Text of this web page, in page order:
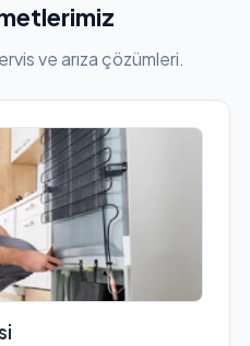
ve arıza çözümleri.